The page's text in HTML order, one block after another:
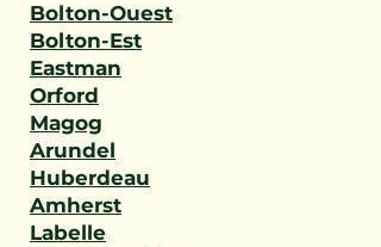
Bolton-Ouest
Bolton-Est
Eastman
Orford
Magog
Arundel
Huberdeau
Amherst
Labelle